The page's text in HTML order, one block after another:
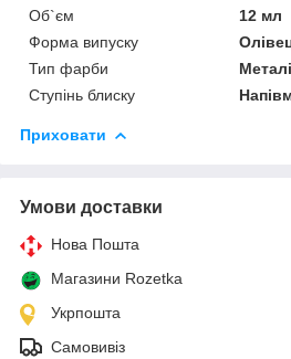
Об`єм
12 мл
Форма випуску
Тип фарби
Ступінь блиску
Приховати
Умови доставки
Нова Пошта
Магазини Rozetka
Укрпошта
Самовивіз